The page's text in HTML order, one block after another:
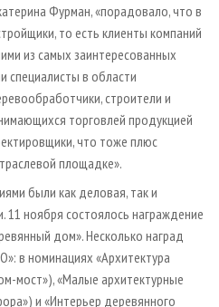
Фурман, «порадовало, что в
то есть клиенты компаний
из самых заинтересованных
специалисты в области
строители и
торговлей продукцией
что тоже плюс
площадке».
были как деловая, так и
11 ноября состоялось награждение
дом». Несколько наград
в номинациях «Архитектура
­мост»), «Малые архитектурные
и «Интерьер деревянного